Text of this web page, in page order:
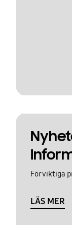
För viktiga
LÄS MER